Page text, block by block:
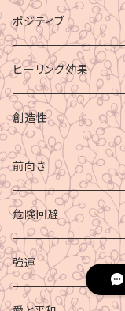
ポジティブ
ヒーリング効果
創造性
前向き
危険回避
強運